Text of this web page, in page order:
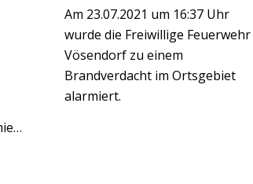
Brandmeldeauslösung alarmiert.
Am 23.07.2021 um 16:37 Uhr
wurde die Freiwillige Feuerwehr
Vösendorf zu einem
Brandverdacht im Ortsgebiet
alarmiert.